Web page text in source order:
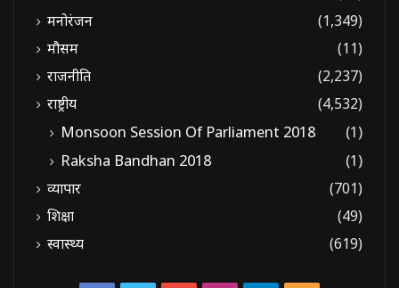
मनोरंजन
(1,349)
मौसम
(11)
राजनीति
(2,237)
राष्ट्रीय
(4,532)
Monsoon Session Of Parliament 2018
(1)
Raksha Bandhan 2018
(1)
व्यापार
(701)
शिक्षा
(49)
स्वास्थ्य
(619)